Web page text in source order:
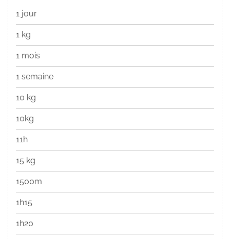
1 jour
1 kg
1 mois
1 semaine
10 kg
10kg
11h
15 kg
1500m
1h15
1h20